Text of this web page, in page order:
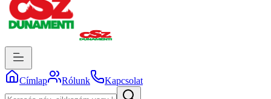
Címlap Rólunk Kapcsolat